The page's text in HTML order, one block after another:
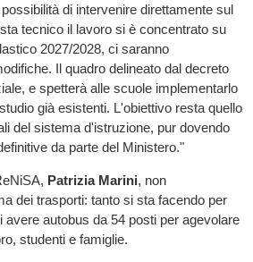
di intervenire direttamente sul
tecnico il lavoro si è concentrato su
2027/2028, ci saranno
Il quadro delineato dal decreto
e spetterà alle scuole implementarlo
già esistenti. L'obiettivo resta quello
del sistema d'istruzione, pur dovendo
da parte del Ministero."
Patrizia Marini, non
dei trasporti: tanto si sta facendo per
avere autobus da 54 posti per agevolare
studenti e famiglie.